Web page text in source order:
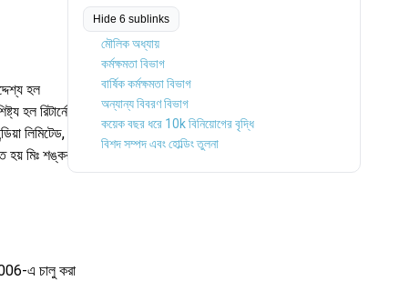
Hide 6 sublinks
মৌলিক অধ্যায়
কর্মক্ষমতা বিভাগ
বার্ষিক কর্মক্ষমতা বিভাগ
অন্যান্য বিবরণ বিভাগ
কয়েক বছর ধরে 10k বিনিয়োগের বৃদ্ধি
বিশদ সম্পদ এবং হোল্ডিং তুলনা
হল
হল রিটার্নের
লিমিটেড,
মিঃ শঙ্করন
এ চালু করা